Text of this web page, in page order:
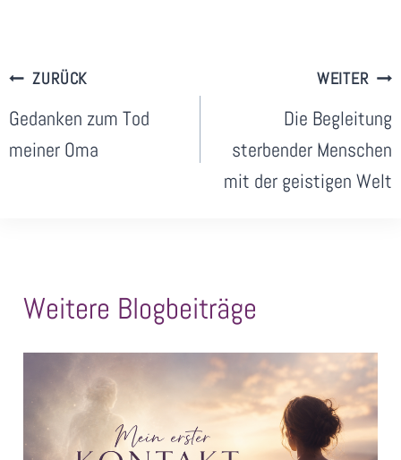
Beitragsnavigation
ZURÜCK
Gedanken zum Tod
meiner Oma
WEITER
Die Begleitung
sterbender Menschen
mit der geistigen Welt
Weitere Blogbeiträge